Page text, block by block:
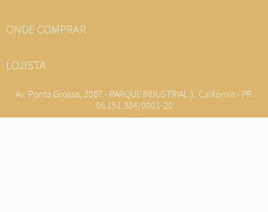
ONDE COMPRAR
LOJISTA
Av. Ponta Grossa, 2087 - PARQUE INDUSTRIAL 1, Califórnia - PR
06.151.384/0001-20